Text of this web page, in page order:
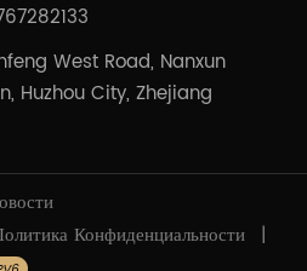
West Road, Nanxun
Huzhou City, Zhejiang
Конфиденциальности |